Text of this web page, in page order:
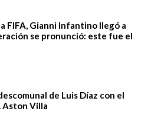
FIFA, Gianni Infantino llegó a
se pronunció: este fue el
de Luis Díaz con el
Aston Villa